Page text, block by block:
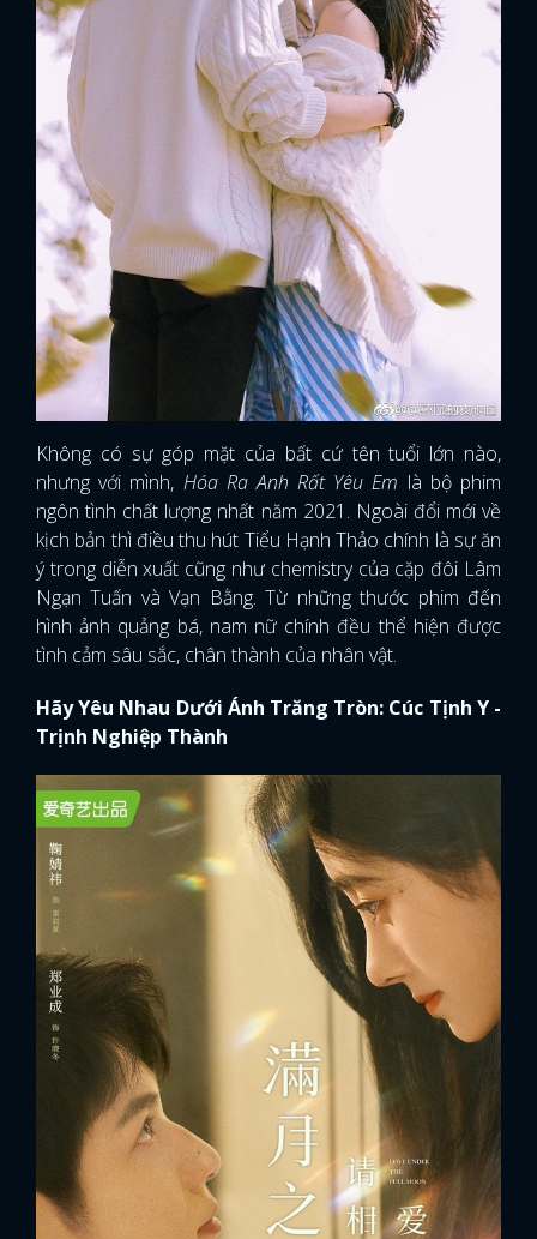
Không có sự góp mặt của bất cứ tên tuổi lớn nào,
nhưng với mình, Hóa Ra Anh Rất Yêu Em là bộ phim
ngôn tình chất lượng nhất năm 2021. Ngoài đổi mới về
kịch bản thì điều thu hút Tiểu Hạnh Thảo chính là sự ăn
ý trong diễn xuất cũng như chemistry của cặp đôi Lâm
Ngạn Tuấn và Vạn Bằng. Từ những thước phim đến
hình ảnh quảng bá, nam nữ chính đều thể hiện được
tình cảm sâu sắc, chân thành của nhân vật.
Hãy Yêu Nhau Dưới Ánh Trăng Tròn: Cúc Tịnh Y -
Trịnh Nghiệp Thành